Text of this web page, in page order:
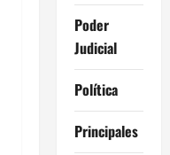
Poder
Judicial
Política
Principales